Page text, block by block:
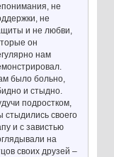
не
не
и не любви,
он
нам
было больно,
и стыдно.
подростком,
стыдились своего
и с завистью
на
своих друзей –